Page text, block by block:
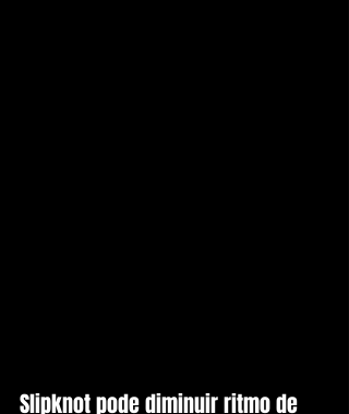
Slipknot pode diminuir ritmo de